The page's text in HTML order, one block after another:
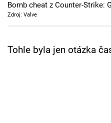
TV Program
Bomb cheat z Counter-Strike:
Zdroj: Valve
Tohle byla jen otázka